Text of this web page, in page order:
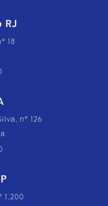
RJ
18
nº 126
1.200